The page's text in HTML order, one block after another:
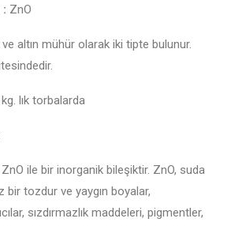
: ZnO
ve altın mühür olarak iki tipte bulunur.
lık torbalarda
ile bir inorganik bileşiktir. ZnO, suda
bir tozdur ve yaygın boyalar,
sızdırmazlık maddeleri, pigmentler,